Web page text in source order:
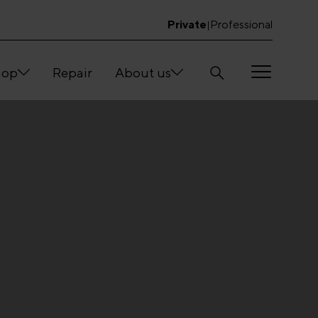
Private| Professional
Repair About us